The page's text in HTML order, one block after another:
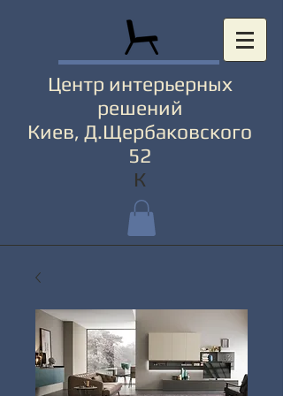
Центр интерьерных
решений
Киев, Д.Щербаковского
52
К